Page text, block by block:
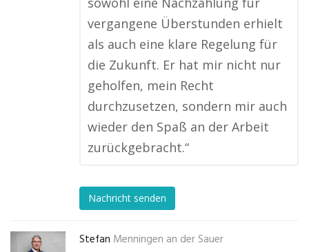
vergangene Überstunden erhielt
als auch eine klare Regelung für
die Zukunft. Er hat mir nicht nur
geholfen, mein Recht
durchzusetzen, sondern mir auch
wieder den Spaß an der Arbeit
zurückgebracht.“
Nachricht senden
Stefan Menningen an der Sauer